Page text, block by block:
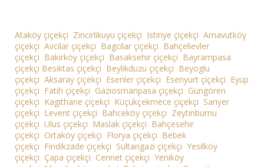
Ataköy çiçekçi Zincirlikuyu çiçekçi Istinye çiçekçi Arnavutköy
çiçekçi Avcilar çiçekçi Bagcilar çiçekçi Bahçelievler
çiçekçi Bakirköy çiçekçi Basaksehir çiçekçi Bayrampasa
çiçekçi Besiktas çiçekçi Beylikdüzü çiçekçi Beyoglu
çiçekçi Aksaray çiçekçi Esenler çiçekçi Esenyurt çiçekçi Eyüp
çiçekçi Fatih çiçekçi Gaziosmanpasa çiçekçi Güngören
çiçekçi Kagithane çiçekçi Küçükçekmece çiçekçi Sariyer
çiçekçi Levent çiçekçi Bahceköy çiçekçi Zeytinburnu
çiçekçi Ulus çiçekçi Maslak çiçekçi Bahçesehir
çiçekçi Ortaköy çiçekçi Florya çiçekçi Bebek
çiçekçi Findikzade çiçekçi Sultangazi çiçekçi Yesilköy
çiçekçi Çapa çiçekçi Cennet çiçekçi Yeniköy